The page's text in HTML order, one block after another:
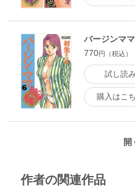
バージンマ
770円（税込）
試し読
購入はこ
作者の関連作品